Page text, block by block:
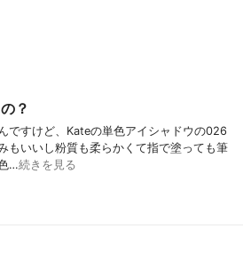
？
ですけど、Kateの単色アイシャドウの026
もいいし粉質も柔らかくて指で塗っても筆
…続きを見る